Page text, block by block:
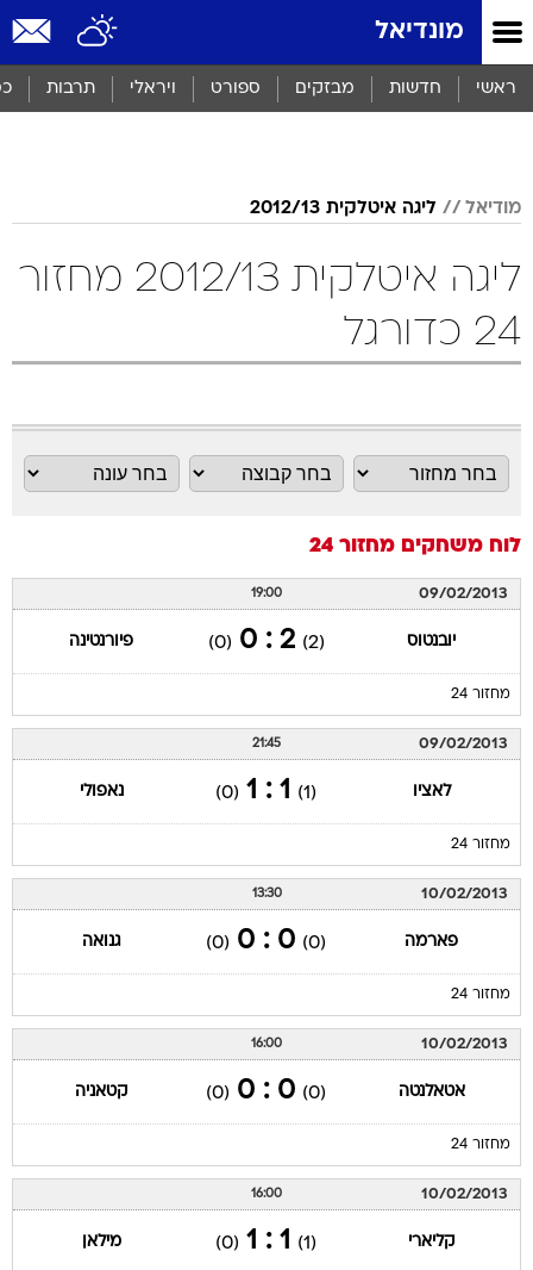
מונדיאל
ראשי חדשות מבזקים ספורט ויראלי תרבות
מודיאל ליגה איטלקית 2012/13
ליגה איטלקית 2012/13 מחזור
24 כדורגל
לוח משחקים מחזור 24
09/02/2013
19:00
יובנטוס (2)
2 : 0
(0) פיורנטינה
מחזור 24
09/02/2013
21:45
לאציו (1)
1 : 1
(0) נאפולי
מחזור 24
10/02/2013
13:30
פארמה (0)
0 : 0
(0) גנואה
מחזור 24
10/02/2013
16:00
אטאלנטה (0)
0 : 0
(0) קטאניה
מחזור 24
10/02/2013
16:00
קליארי (1)
1 : 1
(0) מילאן